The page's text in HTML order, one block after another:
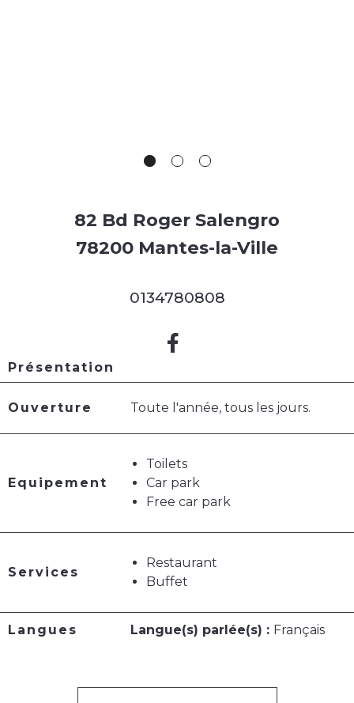
82 Bd Roger Salengro
78200 Mantes-la-Ville
0134780808
Présentation
Ouverture Toute l'année, tous les jours.
Equipement
Toilets
Car park
Free car park
Services
Restaurant
Buffet
Langues Langue(s) parlée(s) : Français